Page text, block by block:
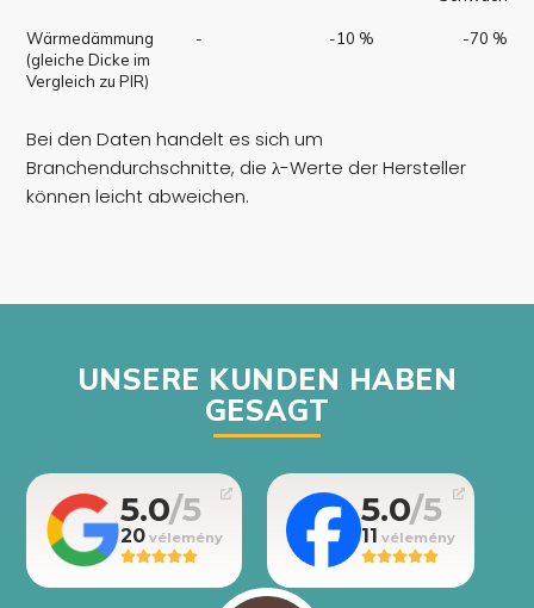
Wärmedämmung
(gleiche Dicke im
Vergleich zu PIR)
- -10 % -70 %
Bei den Daten handelt es sich um
Branchendurchschnitte, die λ-Werte der Hersteller
können leicht abweichen.
UNSERE KUNDEN HABEN
GESAGT
5.0
20
5.0
11